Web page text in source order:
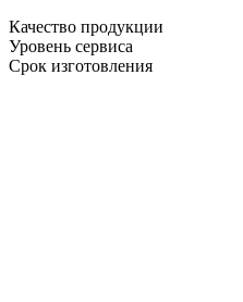
Качество продукции
Уровень сервиса
Срок изготовления